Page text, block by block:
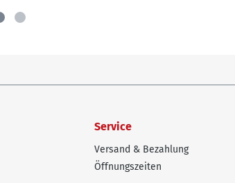
Service
Versand & Bezahlung
Öffnungszeiten